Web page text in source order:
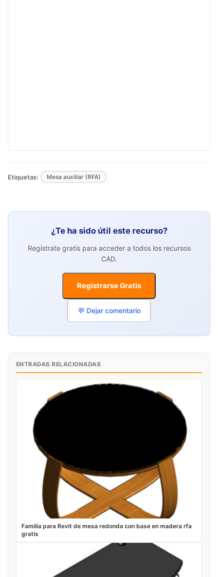
Etiquetas: Mesa auxiliar (RFA)
¿Te ha sido útil este recurso?
Regístrate gratis para acceder a todos los recursos
CAD.
Registrarse Gratis
💬 Dejar comentario
ENTRADAS RELACIONADAS
Familia para Revit de mesa redonda con base en madera rfa
gratis